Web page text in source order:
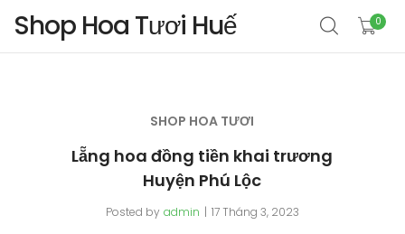
Shop Hoa Tươi Huế 0
SHOP HOA TƯƠI
Lẵng hoa đồng tiền khai trương
Huyện Phú Lộc
Posted by admin 17 Tháng 3, 2023